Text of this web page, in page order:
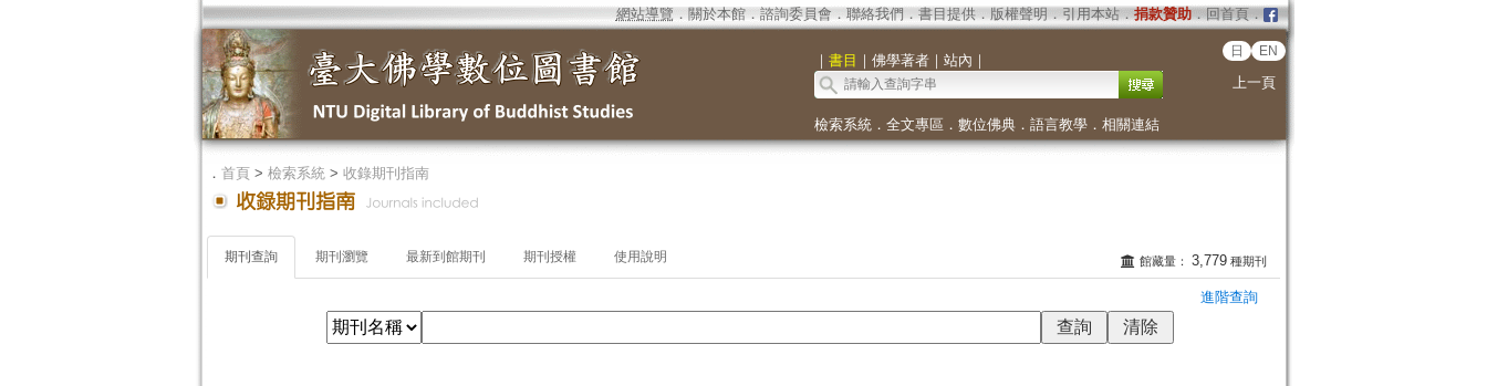
網站導覽 ． 關於本館． 諮詢委員會 ． 聯絡我們 ． 書目提供． 版權聲明． 引用本站．捐款贊助．回首頁．
｜ 書目 ｜ 佛學著者｜ 站內 ｜
日 EN
上一頁
檢索系統． 全文專區 ． 數位佛典． 語言教學． 相關連結
． 首頁> 檢索系統> 收錄期刊指南
期刊查詢 期刊瀏覽 最新到館期刊 期刊授權 使用說明 館藏量： 3,779種期刊
進階查詢